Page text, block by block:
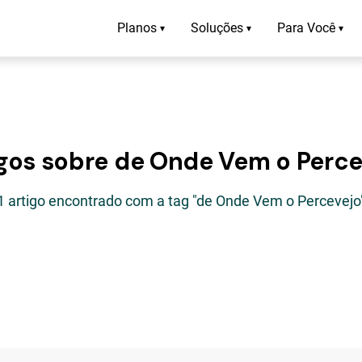
Planos ▾ Soluções ▾ Para Você ▾
sobre de Onde Vem o
artigo encontrado com a tag "de Onde Vem o